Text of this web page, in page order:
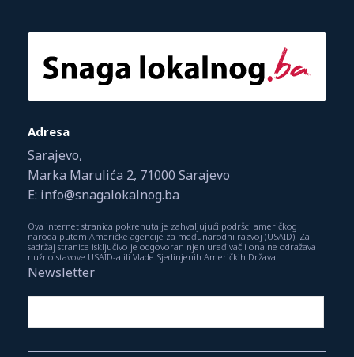
Adresa
Sarajevo,
Marka Marulića 2, 71000 Sarajevo
E: info@snagalokalnog.ba
Ova internet stranica pokrenuta je zahvaljujući podršci američkog
naroda putem Američke agencije za međunarodni razvoj (USAID). Za
sadržaj stranice isključivo je odgovoran njen uređivač i ona ne odražava
nužno stavove USAID-a ili Vlade Sjedinjenih Američkih Država.
Newsletter